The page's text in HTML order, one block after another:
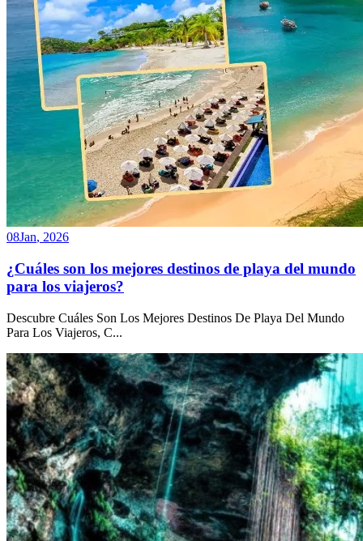
08Jan, 2026
¿Cuáles son los mejores destinos de playa del mundo
para los viajeros?
Descubre Cuáles Son Los Mejores Destinos De Playa Del Mundo
Para Los Viajeros, C...